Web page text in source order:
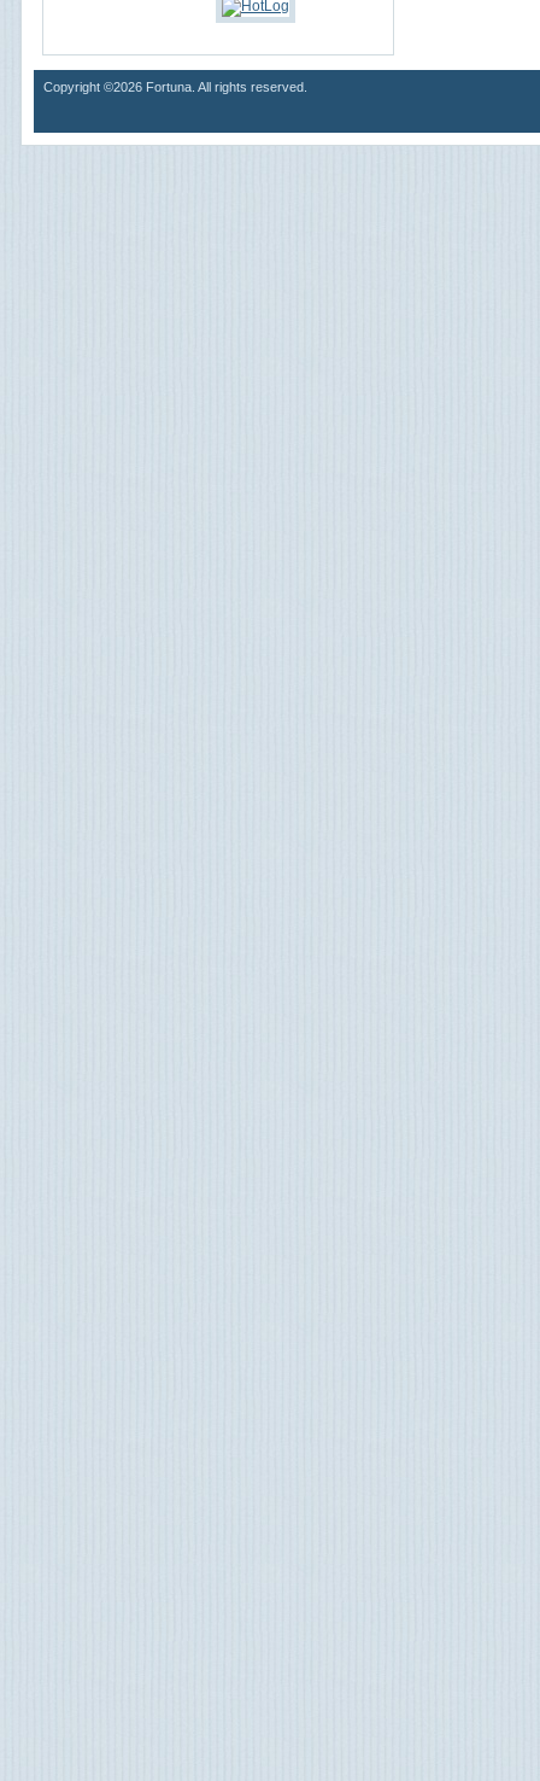
Copyright ©2026 Fortuna. All rights reserved.